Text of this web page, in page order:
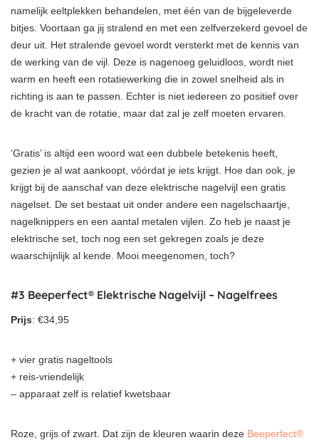
namelijk eeltplekken behandelen, met één van de bijgeleverde
bitjes. Voortaan ga jij stralend en met een zelfverzekerd gevoel de
deur uit. Het stralende gevoel wordt versterkt met de kennis van
de werking van de vijl. Deze is nagenoeg geluidloos, wordt niet
warm en heeft een rotatiewerking die in zowel snelheid als in
richting is aan te passen. Echter is niet iedereen zo positief over
de kracht van de rotatie, maar dat zal je zelf moeten ervaren.
‘Gratis’ is altijd een woord wat een dubbele betekenis heeft,
gezien je al wat aankoopt, vóórdat je iets krijgt. Hoe dan ook, je
krijgt bij de aanschaf van deze elektrische nagelvijl een gratis
nagelset. De set bestaat uit onder andere een nagelschaartje,
nagelknippers en een aantal metalen vijlen. Zo heb je naast je
elektrische set, toch nog een set gekregen zoals je deze
waarschijnlijk al kende. Mooi meegenomen, toch?
#3 Beeperfect® Elektrische Nagelvijl – Nagelfrees
Prijs: €34,95
+ vier gratis nageltools
+ reis-vriendelijk
– apparaat zelf is relatief kwetsbaar
Roze, grijs of zwart. Dat zijn de kleuren waarin deze Beeperfect®